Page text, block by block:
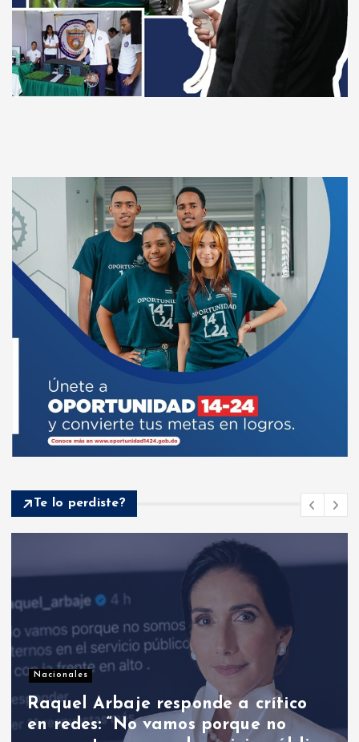
Te lo perdiste?
Nacionales
Abinader frente a nuevos rumores